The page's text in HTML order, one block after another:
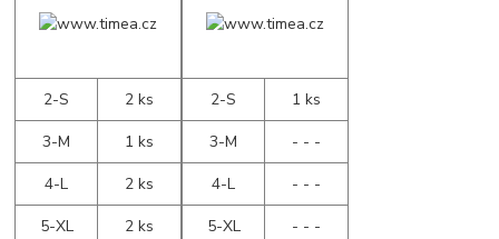
2-S
2 ks
3-M
1 ks
4-L
2 ks
5-XL
2 ks
2-S
1 ks
3-M
- - -
4-L
- - -
5-XL
- - -